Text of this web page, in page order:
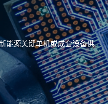
能源关键单机或成套设备供